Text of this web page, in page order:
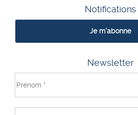
Notifications
Je m'abonne
Newsletter